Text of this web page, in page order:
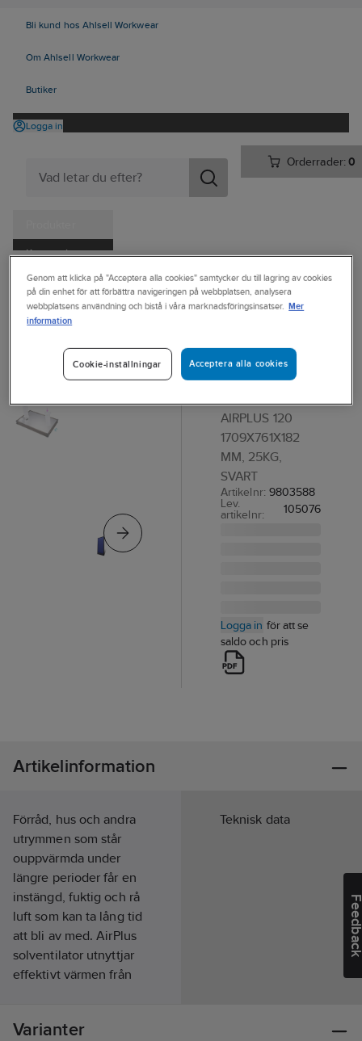
Bli kund hos Ahlsell Workwear
Om Ahlsell Workwear
Butiker
Logga in
Orderrader:0
Kampanjer
Tjänster
Kataloger
Ahlsell Produkter Vitvaror & Hemelektronik
Hemelektronik
Övrigt
Solventilator
Airplus 120
AIRPLUS 120
1709X761X182
MM, 25KG,
SVART
Artikelnr: 9803588
Lev.
artikelnr:
105076
Logga in för att se
saldo och pris
Artikelinformation
Förråd, hus och andra
utrymmen som står
ouppvärmda under
längre perioder får en
instängd, fuktig och rå
luft som kan ta lång tid
att bli av med. AirPlus
solventilator utnyttjar
effektivt värmen från
och uppvärmd luft.
Teknisk data
Varianter
Genom att klicka på "Acceptera alla cookies" samtycker du till lagring av cookies
på din enhet för att förbättra navigeringen på webbplatsen, analysera
webbplatsens användning och bistå i våra marknadsföringsinsatser. Mer
information
Acceptera alla cookies
Cookie-inställningar